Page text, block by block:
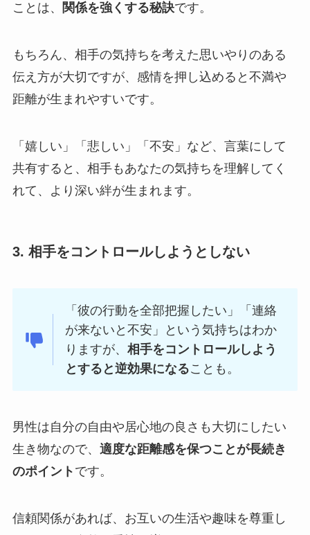
ことは、
関係を強くする秘訣です。
もちろん、相手の気持ちを考えた思いやりのある
伝え方が大切ですが、感情を押し込めると不満や
距離が生まれやすいです。
「嬉しい」「悲しい」「不安」など、言葉にして
共有すると、相手もあなたの気持ちを理解してく
れて、より深い絆が生まれます。
3. 相手をコントロールしようとしない
「彼の行動を全部把握したい」「連絡
が来ないと不安」という気持ちはわか
りますが、相手をコントロールしよう
とすると逆効果になることも。
男性は自分の自由や居心地の良さも大切にしたい
生き物なので、 適度な距離感を保つことが長続き
のポイント です。
信頼関係があれば、お互いの生活や趣味を尊重し